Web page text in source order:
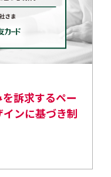
を訴求するペー
ンに基づき制